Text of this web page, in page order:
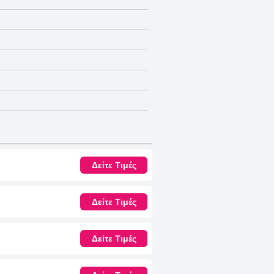
Δείτε Τιμές
Δείτε Τιμές
Δείτε Τιμές